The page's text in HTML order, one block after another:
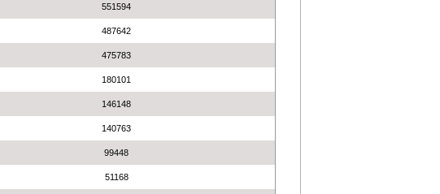
551594
487642
475783
180101
146148
140763
99448
51168